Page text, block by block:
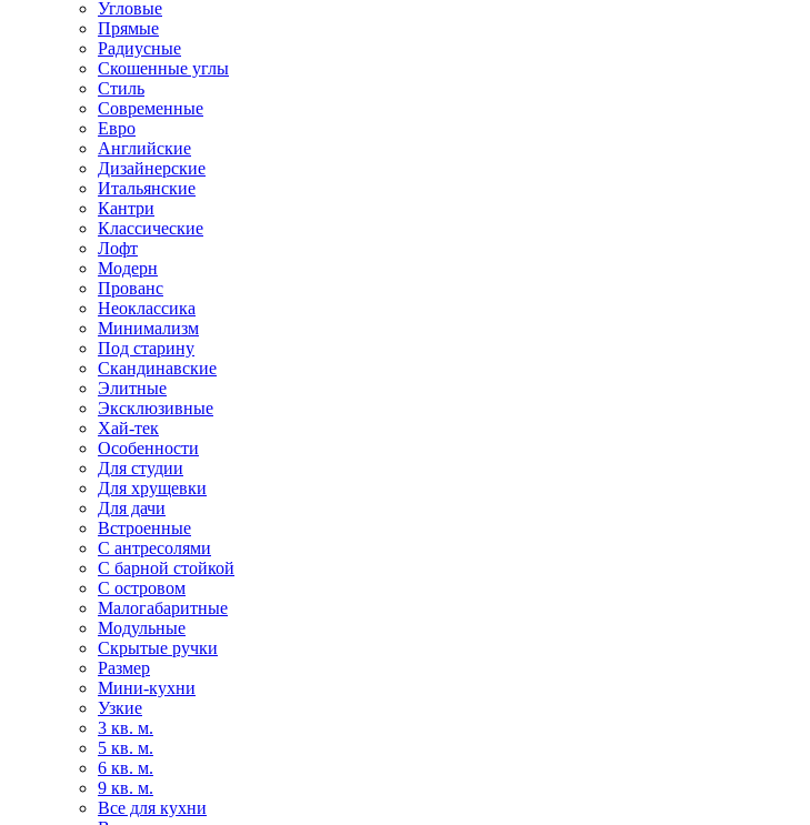
Угловые
Прямые
Радиусные
Скошенные углы
Стиль
Современные
Евро
Английские
Дизайнерские
Итальянские
Кантри
Классические
Лофт
Модерн
Прованс
Неоклассика
Минимализм
Под старину
Скандинавские
Элитные
Эксклюзивные
Хай-тек
Особенности
Для студии
Для хрущевки
Для дачи
Встроенные
С антресолями
С барной стойкой
С островом
Малогабаритные
Модульные
Скрытые ручки
Размер
Мини-кухни
Узкие
3 кв. м.
5 кв. м.
6 кв. м.
9 кв. м.
Все для кухни